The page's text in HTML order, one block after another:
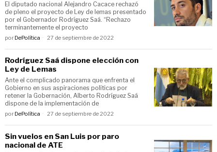
El diputado nacional Alejandro Cacace rechazó
de pleno el proyecto de Ley de lemas presentado
por el Gobernador Rodríguez Saá. “Rechazo
terminantemente el proyecto
por DePolítica 27 de septiembre de 2022
Rodríguez Saá dispone elección con
Ley de Lemas
Ante el complicado panorama que enfrenta el
Gobierno en sus aspiraciones políticas por
retener la Gobernación, Alberto Rodríguez Saá
dispone de la implementación de
por DePolítica 27 de septiembre de 2022
Sin vuelos en San Luis por paro
nacional de ATE